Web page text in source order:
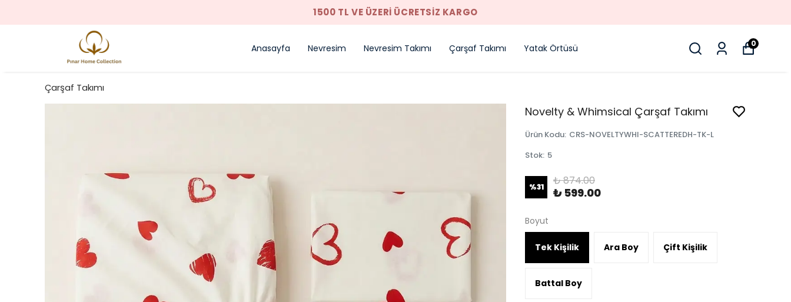
1500 TL VE ÜZERI ÜCRETSIZ KARGO
Anasayfa Nevresim Nevresim Takımı Çarşaf Takımı Yatak Örtüsü 0
Çarşaf Takımı
Novelty & Whimsical Çarşaf Takımı
Ürün Kodu: CRS-NOVELTYWHI-SCATTEREDH-TK-L
Stok: 5
%31 ₺ 874.00
₺ 599.00
Boyut
Tek Kişilik Ara Boy Çift Kişilik
Battal Boy